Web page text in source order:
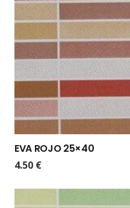
EVA ROJO 25×40
4.50 €